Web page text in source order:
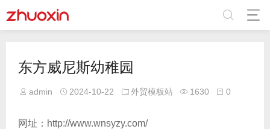
东方威尼斯幼稚园
admin 2024-10-22 外贸模板站 1630 0
网址：http://www.wnsyzy.com/